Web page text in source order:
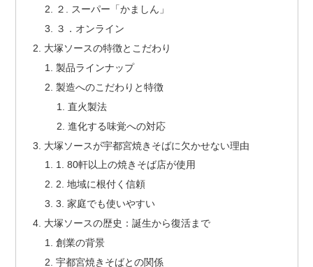
２. スーパー「かましん」
３．オンライン
大塚ソースの特徴とこだわり
製品ラインナップ
製造へのこだわりと特徴
直火製法
進化する味覚への対応
大塚ソースが宇都宮焼きそばに欠かせない理由
1. 80軒以上の焼きそば店が使用
2. 地域に根付く信頼
3. 家庭でも使いやすい
大塚ソースの歴史：誕生から復活まで
創業の背景
宇都宮焼きそばとの関係